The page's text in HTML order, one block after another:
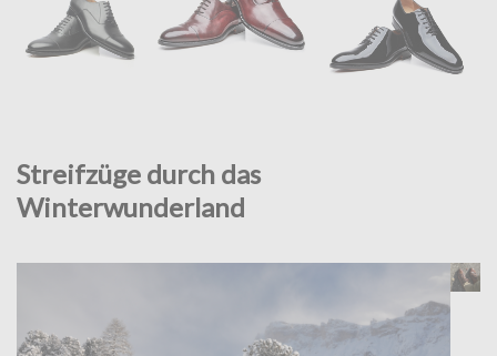
Streifzüge durch das
Winterwunderland